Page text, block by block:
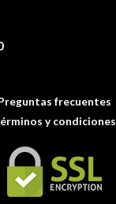
frecuentes
y condiciones